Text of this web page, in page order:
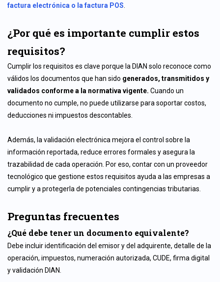
factura electrónica o la factura POS.
¿Por qué es importante cumplir estos
requisitos?
Cumplir los requisitos es clave porque la DIAN solo reconoce como
válidos los documentos que han sido generados, transmitidos y
validados conforme a la normativa vigente. Cuando un
documento no cumple, no puede utilizarse para soportar costos,
deducciones ni impuestos descontables.
Además, la validación electrónica mejora el control sobre la
información reportada, reduce errores formales y asegura la
trazabilidad de cada operación. Por eso, contar con un proveedor
tecnológico que gestione estos requisitos ayuda a las empresas a
cumplir y a protegerla de potenciales contingencias tributarias.
Preguntas frecuentes
¿Qué debe tener un documento equivalente?
Debe incluir identificación del emisor y del adquirente, detalle de la
operación, impuestos, numeración autorizada, CUDE, firma digital
y validación DIAN.